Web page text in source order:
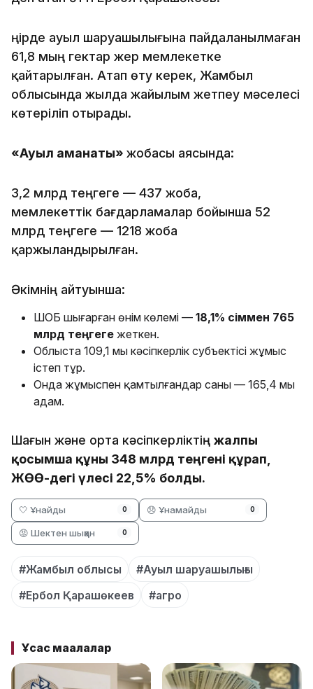
Өңірде ауыл шаруашылығына пайдаланылмаған
61,8 мың гектар жер мемлекетке
қайтарылған. Атап өту керек, Жамбыл
облысында жылда жайылым жетпеу мәселесі
көтеріліп отырады.
«Ауыл аманаты» жобасы аясында:
3,2 млрд теңгеге — 437 жоба,
мемлекеттік бағдарламалар бойынша 52
млрд теңгеге — 1218 жоба
қаржыландырылған.
Әкімнің айтуынша:
ШОБ шығарған өнім көлемі — 18,1% өсіммен 765
млрд теңгеге жеткен.
Облыста 109,1 мың кәсіпкерлік субъектісі жұмыс
істеп тұр.
Онда жұмыспен қамтылғандар саны — 165,4 мың
адам.
Шағын және орта кәсіпкерліктің жалпы
қосымша құны 348 млрд теңгені құрап,
ЖӨӨ-дегі үлесі 22,5% болды.
🤍 Ұнайды 0 😞 Ұнамайды 0
😡 Шектен шыққан 0
#Жамбыл облысы
#Ауыл шаруашылығы
#Ербол Қарашөкеев
#агро
Ұқсас мақалалар